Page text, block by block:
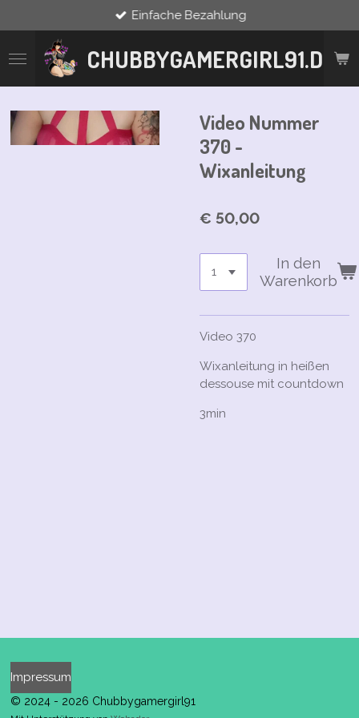
Hauptinhalt
springen
CHUBBYGAMERGIRL91.DE
Einfache Bezahlung
Video Nummer
370 -
Wixanleitung
€ 50,00
In den
Warenkorb
Video 370
Wixanleitung in heißen
dessouse mit countdown
3min
Impressum
© 2024 - 2026 Chubbygamergirl91